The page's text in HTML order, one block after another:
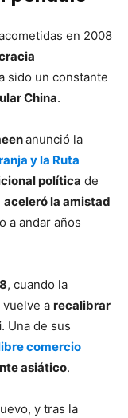
en 2008
sido un constante
China.
anunció la
y la Ruta
política de
aceleró la amistad
a andar años
, cuando la
vuelve a recalibrar
. Una de sus
comercio
asiático.
y tras la